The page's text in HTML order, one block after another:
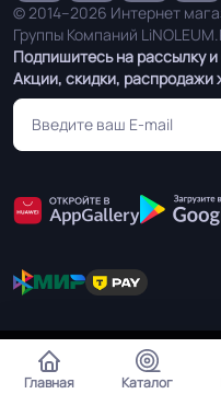
Подпишитесь на рассылку и
Акции, скидки, распродажи
© 2014–2026 Интернет
Группы Компаний
Главная Каталог
Мы используем cookie чтобы
Вас.